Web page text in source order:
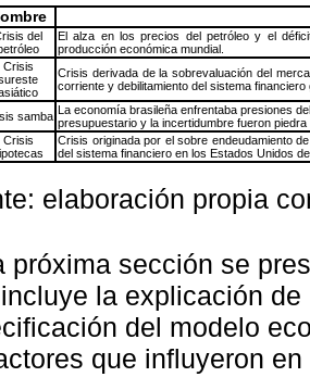
del
El alza en los precios del petróleo y el
producción económica mundial.
Crisis
Crisis derivada de la sobrevaluación del
corriente y debilitamiento del sistema financiero
samba
La economía brasileña enfrentaba presiones
presupuestario y la incertidumbre fueron
Crisis
Crisis originada por el sobre endeudamiento
del sistema financiero en los Estados Unidos
elaboración propia
próxima sección se
la explicación
del modelo
que influyeron